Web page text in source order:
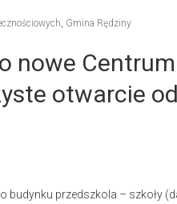
, Gmina Rędziny
nowe Centrum
otwarcie
budynku przedszkola – szkoły